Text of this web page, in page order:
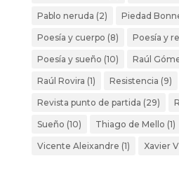
Pablo neruda (2) Piedad
Poesía y cuerpo (8) Poesía y
Poesía y sueño (10) Raúl
Raúl Rovira (1) Resistencia (9)
Revista punto de partida (29)
Sueño (10) Thiago de Mello (1)
Vicente Aleixandre (1) Xavier